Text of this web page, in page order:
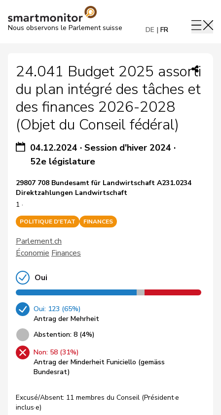
Nous observons le Parlement suisse DE FR
24.041 Budget 2025 assorti
du plan intégré des tâches et
des finances 2026-2028
(Objet du Conseil fédéral)
04.12.2024 ·Session d'hiver 2024 ·
52e législature
29807 708 Bundesamt für Landwirtschaft A231.0234
Direktzahlungen Landwirtschaft
1 ·
POLITIQUE D'ETAT FINANCES
Parlement.ch
Économie Finances
Oui
Oui: 123 (65%)
Antrag der Mehrheit
Abstention: 8 (4%)
Non: 58 (31%)
Antrag der Minderheit Funiciello (gemäss
Bundesrat)
Excusé/Absent: 11 membres du Conseil (Président·e
inclus·e)